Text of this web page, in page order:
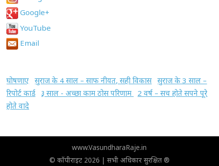
Google+
YouTube
Email
घोषणाए सुराज के 4 साल – साफ नीयत, सही विकास सुराज के 3 साल –
रिपोर्ट कार्ड
३ साल - अच्छा काम ठोस परिणाम
2 वर्ष – सच होते सपने पूरे
होते वादे
www.VasundharaRaje.in
© कॉपीराइट 2026 | सभी अधिकार सुरक्षित ®